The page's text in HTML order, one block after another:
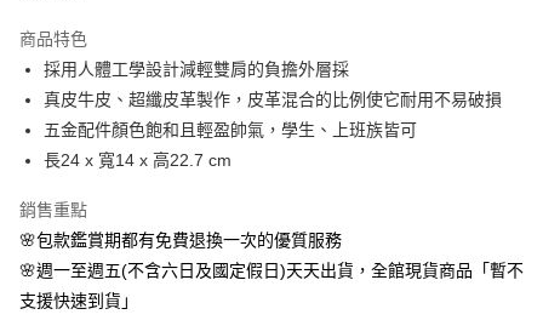
合作金庫商業銀行
華南商業銀行
彰化商業銀行
上海商業儲蓄銀行
台北富邦商業銀行
國泰世華商業銀行
兆豐國際商業銀行
臺灣中小企業銀行
聯邦商業銀行
元大商業銀行
永豐商業銀行
台新國際商業銀行
中國信託商業銀行
台灣樂天信用卡公司
6 期 0 利率 每期
華南商業銀行
彰化商業銀行
上海商業儲蓄銀行
台北富邦商業銀行
國泰世華商業銀行
匯豐（台灣）商業銀行
聯邦商業銀行
遠東國際商業銀行
元大商業銀行
永豐商業銀行
玉山商業銀行
LINE Pay
Apple Pay
悠遊付
Google Pay
商品特色
採用人體工學設計減輕雙肩的負擔外層採
真皮牛皮、超纖皮革製作，皮革混合的比例使它耐用不易破損
五金配件顏色飽和且輕盈帥氣，學生、上班族皆可
長24 x 寬14 x 高22.7 cm
銷售重點
🌸包款鑑賞期都有免費退換一次的優質服務
🌸週一至週五(不含六日及國定假日)天天出貨，全館現貨商品「暫不
支援快速到貨」